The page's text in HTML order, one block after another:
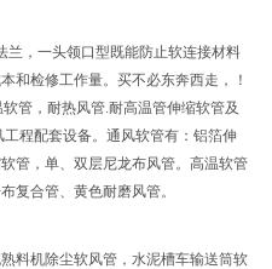
兰，一头领口型既能防止软连接材料
和检修工作量。买不必东奔西走，！
管，耐热风管.耐高温管伸缩软管及
程配套设备。通风软管有：铝箔伸
管，单、双层尼龙布风管。高温软管
复合管、黄色耐磨风管。
料机除尘软风管，水泥槽车输送筒软